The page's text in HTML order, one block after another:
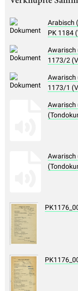
Arabisch
PK 1184
Awarisch
1173/2
Awarisch
1173/1
Awarisch
Awarisch